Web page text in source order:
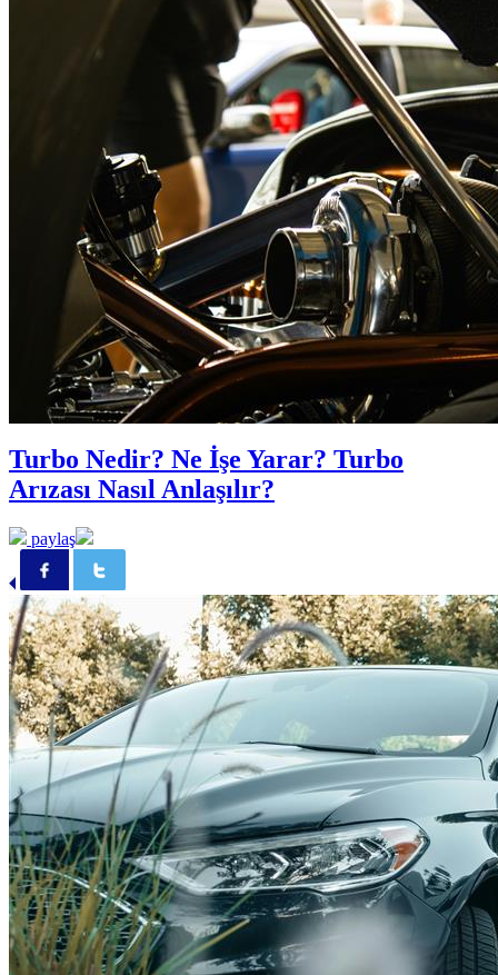
Turbo Nedir? Ne İşe Yarar? Turbo
Arızası Nasıl Anlaşılır?
paylaş